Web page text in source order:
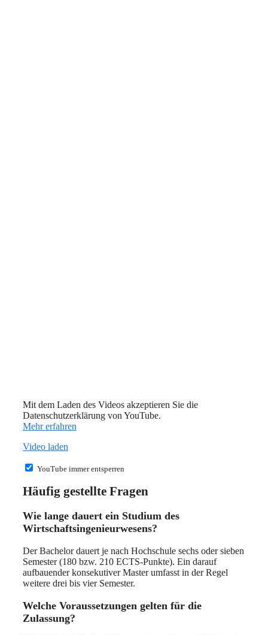
Mit dem Laden des Videos akzeptieren Sie die
Datenschutzerklärung von YouTube.
Mehr erfahren
Video laden
YouTube immer entsperren
Häufig gestellte Fragen
Wie lange dauert ein Studium des
Wirtschaftsingenieurwesens?
Der Bachelor dauert je nach Hochschule sechs oder sieben
Semester (180 bzw. 210 ECTS-Punkte). Ein darauf
aufbauender konsekutiver Master umfasst in der Regel
weitere drei bis vier Semester.
Welche Voraussetzungen gelten für die
Zulassung?